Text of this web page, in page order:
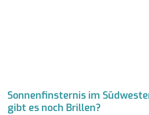
Sonnenfinsternis im
gibt es noch Brillen?